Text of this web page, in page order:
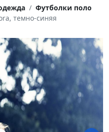
Футболки поло
темно-синяя